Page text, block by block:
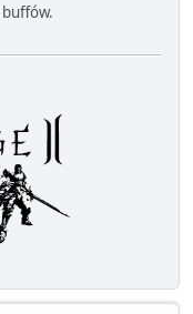
buffów.